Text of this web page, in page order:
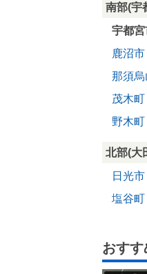
南部(宇
宇都宮
鹿沼市
那須
茂木町
野木町
北部(大
日光市
塩谷町
おすす